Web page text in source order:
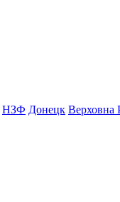
НЗФ Донецк Верховна